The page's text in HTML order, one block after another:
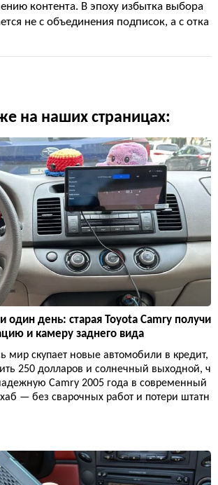
контента. В эпоху избытка выбора
не с объединения подписок, а с отка
на наших страницах:
один день: старая Toyota Camry получи
и камеру заднего вида
мир скупает новые автомобили в кредит,
250 долларов и солнечный выходной, ч
Camry 2005 года в современный
— без сварочных работ и потери штатн